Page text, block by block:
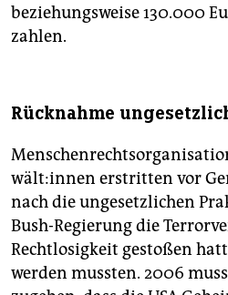
beziehungsweise 130.000
zahlen.
Rücknahme
wäl­t:in­nen erstritten vor
nach die ungesetzlichen
Bush-Regierung die
Rechtlosigkeit gestoßen
werden mussten. 2006